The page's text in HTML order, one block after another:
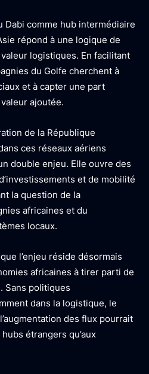
Dabi comme hub intermédiaire
répond à une logique de
logistiques. En facilitant
du Golfe cherchent à
et à capter une part
ajoutée.
de la République
ces réseaux aériens
double enjeu. Elle ouvre des
et de mobilité
la question de la
africaines et du
locaux.
l’enjeu réside désormais
africaines à tirer parti de
Sans politiques
dans la logistique, le
des flux pourrait
étrangers qu’aux